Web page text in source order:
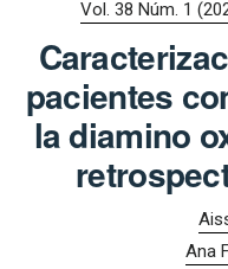
Vol. 38 Núm. 1
pacientes
la diamino
Ana